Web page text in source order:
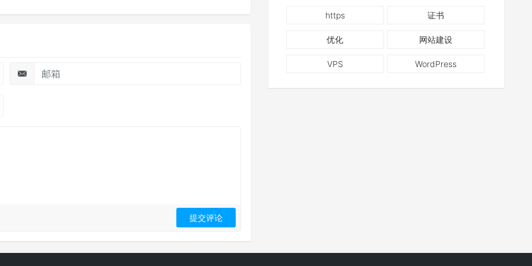
https 证书
优化 网站建设
VPS WordPress